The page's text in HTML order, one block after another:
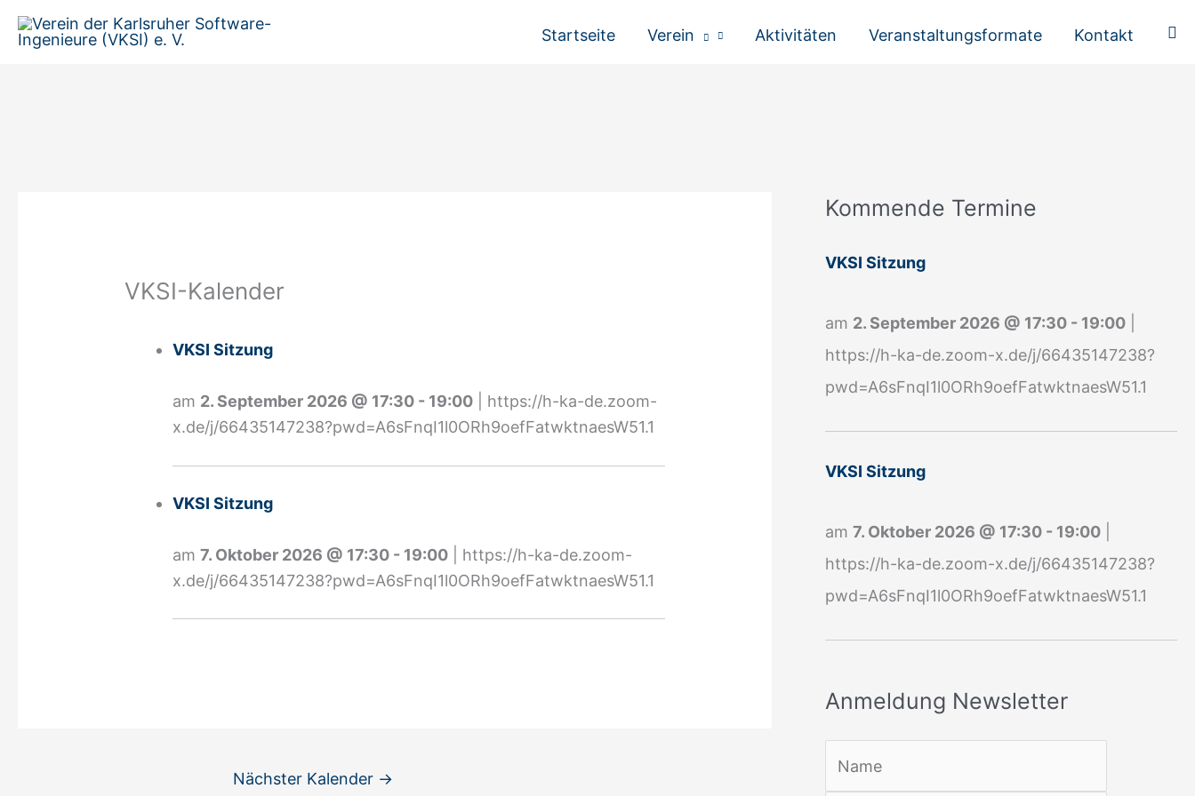
Zum
Inhalt
Startseite Verein Aktivitäten Veranstaltungsformate Kontakt
VKSI-Kalender
VKSI Sitzung
am 2. September 2026 @ 17:30 - 19:00
https://h-ka-de.zoom-
x.de/j/66435147238?pwd=A6sFnqI1l0ORh9oefFatwktnaesW51.1
VKSI Sitzung
am7. Oktober 2026 @ 17:30 - 19:00
https://h-ka-de.zoom-
x.de/j/66435147238?pwd=A6sFnqI1l0ORh9oefFatwktnaesW51.1
Nächster Kalender →
Kommende Termine
VKSI Sitzung
am 2. September 2026 @ 17:30- 19:00|
https://h-ka-de.zoom-x.de/j/66435147238?
pwd=A6sFnqI1l0ORh9oefFatwktnaesW51.1
VKSI Sitzung
am 7. Oktober 2026 @ 17:30- 19:00|
https://h-ka-de.zoom-x.de/j/66435147238?
pwd=A6sFnqI1l0ORh9oefFatwktnaesW51.1
Anmeldung Newsletter
A
m
l
d
u
n
g
e
w
s